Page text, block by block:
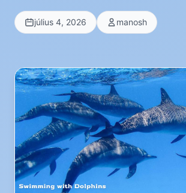
július 4, 2026 manosh